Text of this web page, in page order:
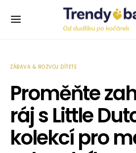
ZÁBAVA & ROZVOJ DÍTĚTE
Proměňte
ráj s Little
kolekcí pro